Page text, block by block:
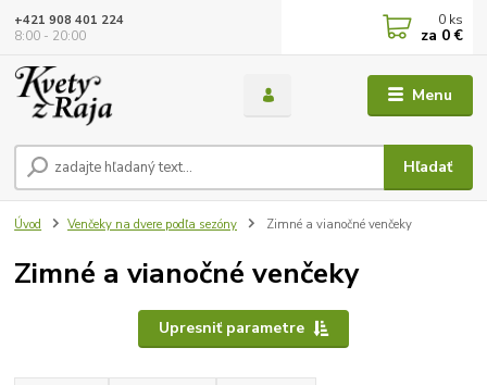
Menu
Hľadať
+421 908 401 224
8:00 - 20:00
0 ks
za 0 €
Úvod Venčeky na dvere podľa sezóny Zimné a vianočné venčeky
Zimné a vianočné venčeky
Upresniť parametre